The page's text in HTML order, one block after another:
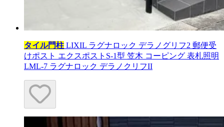
タイル門柱 LIXIL ラグナロック デラノグリフ2 郵便受
けポスト エクスポストS-1型 笠木 コーピング 表札照明
LML-7 ラグナロック デラノクリフII